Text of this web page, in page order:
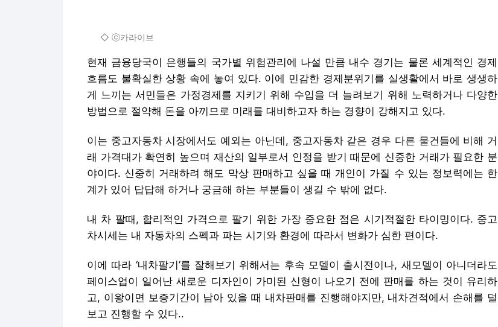
◇ ⓒ카라이브
현재 금융당국이 은행들의 국가별 위험관리에 나설 만큼 내수 경기는 물론 세계적인 경제
흐름도 불확실한 상황 속에 놓여 있다. 이에 민감한 경제분위기를 실생활에서 바로 생생하
게 느끼는 서민들은 가정경제를 지키기 위해 수입을 더 늘려보기 위해 노력하거나 다양한
방법으로 절약해 돈을 아끼므로 미래를 대비하고자 하는 경향이 강해지고 있다.
이는 중고자동차 시장에서도 예외는 아닌데, 중고자동차 같은 경우 다른 물건들에 비해 거
래 가격대가 확연히 높으며 재산의 일부로서 인정을 받기 때문에 신중한 거래가 필요한 분
야이다. 신중히 거래하려 해도 막상 판매하고 싶을 때 개인이 가질 수 있는 정보력에는 한
계가 있어 답답해 하거나 궁금해 하는 부분들이 생길 수 밖에 없다.
내 차 팔때, 합리적인 가격으로 팔기 위한 가장 중요한 점은 시기적절한 타이밍이다. 중고
차시세는 내 자동차의 스펙과 파는 시기와 환경에 따라서 변화가 심한 편이다.
이에 따라 ‘내차팔기’를 잘해보기 위해서는 후속 모델이 출시전이나, 새모델이 아니더라도
페이스업이 일어난 새로운 디자인이 가미된 신형이 나오기 전에 판매를 하는 것이 유리하
고, 이왕이면 보증기간이 남아 있을 때 내차판매를 진행해야지만, 내차견적에서 손해를 덜
보고 진행할 수 있다..